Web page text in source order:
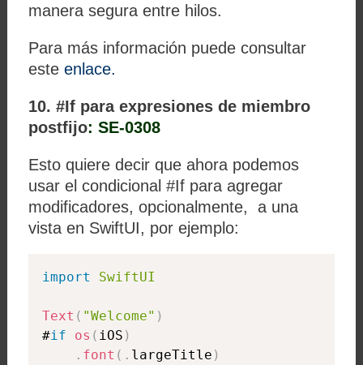
manera segura entre hilos.
Para más información puede consultar
este enlace.
10. #If para expresiones de miembro
postfijo:SE-0308
Esto quiere decir que ahora podemos
usar el condicional #If para agregar
modificadores, opcionalmente, a una
vista en SwiftUI, por ejemplo:
import SwiftUI
Text ( "Welcome" )
#if os ( iOS )
. font ( . largeTitle )